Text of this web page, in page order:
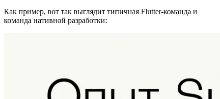
Как пример, вот так выглядит типичная Flutter-команда и
команда нативной разработки: